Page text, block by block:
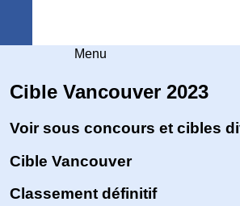
Menu
Cible Vancouver 2023
Voir sous concours et cibles
Cible Vancouver
Classement définitif